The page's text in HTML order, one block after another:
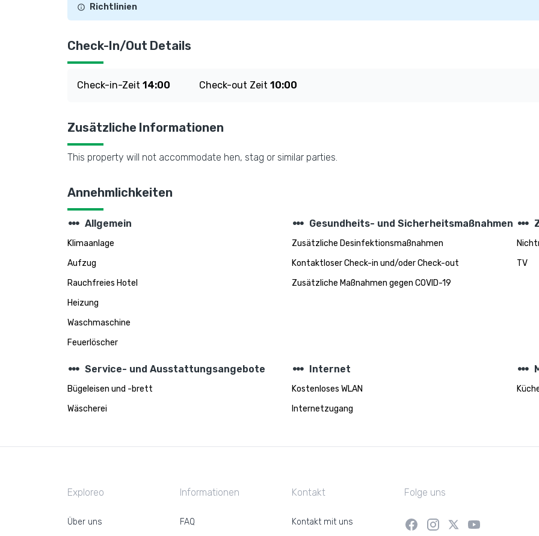
Richtlinien
Check-In/Out Details
Check-in-Zeit 14:00 Check-out Zeit 10:00
Zusätzliche Informationen
This property will not accommodate hen, stag or similar parties.
Annehmlichkeiten
steppers Allgemein
Klimaanlage
Aufzug
Rauchfreies Hotel
Heizung
Waschmaschine
Feuerlöscher
steppers Gesundheits- und Sicherheitsmaßnahmen
Zusätzliche Desinfektionsmaßnahmen
Kontaktloser Check-in und/oder Check-out
Zusätzliche Maßnahmen gegen COVID-19
steppers
TV
steppers Service- und Ausstattungsangebote
Bügeleisen und -brett
Wäscherei
steppers Internet
Kostenloses WLAN
Internetzugang
steppers
Exploreo
Über uns
Informationen
FAQ
Kontakt
Kontakt mit uns
Folge uns